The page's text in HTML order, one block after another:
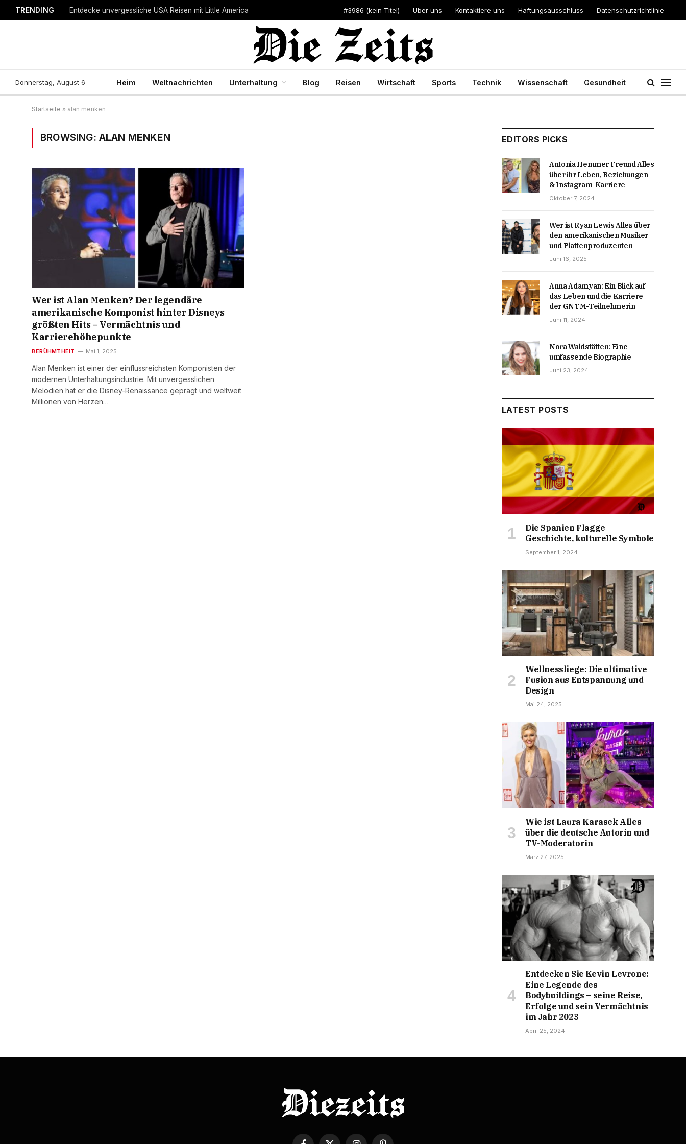
TRENDING Entdecke unvergessliche USA Reisen mit Little America #3986 (kein Titel) Über uns Kontaktiere uns Haftungsausschluss Datenschutzrichtlinie
Donnerstag, August 6 Heim Weltnachrichten Unterhaltung Blog Reisen Wirtschaft Sports Technik Wissenschaft Gesundheit
Startseite » alan menken
BROWSING: ALAN MENKEN
Wer ist Alan Menken? Der legendäre
amerikanische Komponist hinter Disneys
größten Hits – Vermächtnis und
Karrierehöhepunkte
BERÜHMTHEIT Mai 1, 2025
Alan Menken ist einer der einflussreichsten Komponisten der
modernen Unterhaltungsindustrie. Mit unvergesslichen
Melodien hat er die Disney-Renaissance geprägt und weltweit
Millionen von Herzen…
EDITORS PICKS
Antonia Hemmer Freund Alles
über ihr Leben, Beziehungen
& Instagram-Karriere
Oktober 7, 2024
Wer ist Ryan Lewis Alles über
den amerikanischen Musiker
und Plattenproduzenten
Juni 16, 2025
Anna Adamyan: Ein Blick auf
das Leben und die Karriere
der GNTM-Teilnehmerin
Juni 11, 2024
Nora Waldstätten: Eine
umfassende Biographie
Juni 23, 2024
LATEST POSTS
Die Spanien Flagge
Geschichte, kulturelle Symbole
September 1, 2024
Wellnessliege: Die ultimative
Fusion aus Entspannung und
Design
Mai 24, 2025
Wie ist Laura Karasek Alles
über die deutsche Autorin und
TV-Moderatorin
März 27, 2025
Entdecken Sie Kevin Levrone:
Eine Legende des
Bodybuildings – seine Reise,
Erfolge und sein Vermächtnis
im Jahr 2023
April 25, 2024